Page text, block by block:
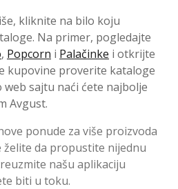
kliknite na bilo koju
Na primer, pogledajte
, Popcorn i Palačinke i otkrijte
kupovine proverite kataloge
web sajtu naći ćete najbolje
Avgust.
ponude za više proizvoda
želite da propustite nijednu
našu aplikaciju
biti u toku.